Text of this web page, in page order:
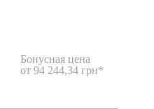
Бонусная цена
от 94 244,34 грн*